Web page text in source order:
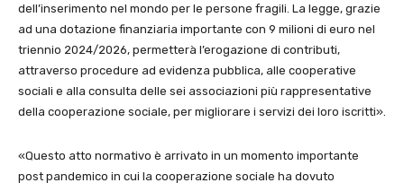
dell’inserimento nel mondo per le persone fragili. La legge, grazie
ad una dotazione finanziaria importante con 9 milioni di euro nel
triennio 2024/2026, permetterà l’erogazione di contributi,
attraverso procedure ad evidenza pubblica, alle cooperative
sociali e alla consulta delle sei associazioni più rappresentative
della cooperazione sociale, per migliorare i servizi dei loro iscritti».
«Questo atto normativo è arrivato in un momento importante
post pandemico in cui la cooperazione sociale ha dovuto